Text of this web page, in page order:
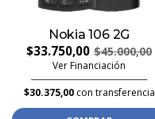
Nokia 106 2G
$33.750,00 $45.000,00
Ver Financiación
$30.375,00con transferencia